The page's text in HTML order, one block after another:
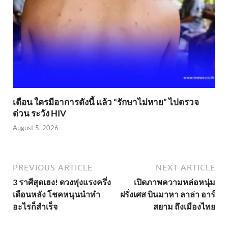
เตือน ใครมีอาการดังนี้ แล้ว “รักษาไม่หาย” ไปตรวจ
ด่วน ระวัง HIV
August 5, 2026
PREVIOUS ARTICLE
3 ราศีสุดเฮง! ดวงพุ่งแรงครึ่ง
เดือนหลัง โชคหนุนนำทำ
อะไรก็สำเร็จ
NEXT ARTICLE
เปิดภาพความหล่อหนุ่ม
ฝรั่งเศส บินมาหา ลาล่า อาร์
สยาม ถึงเมืองไทย